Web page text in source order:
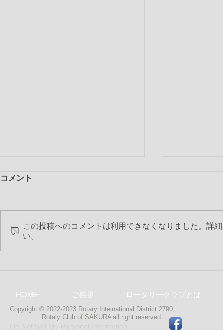
第2354回 2020-21年度 最終
コメント
この投稿へのコメントは利用できなくなりました。詳
い。
HOME ご挨拶 ロータリークラブとは
Copyright © 2022-2023 Rotary International District 2790,
Rotaly Club of SAKURA all right reserved